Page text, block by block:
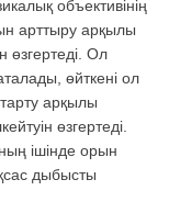
объективінің
арттыру арқылы
өзгертеді. Ол
өйткені ол
арқылы
өзгертеді.
ішінде орын
дыбысты